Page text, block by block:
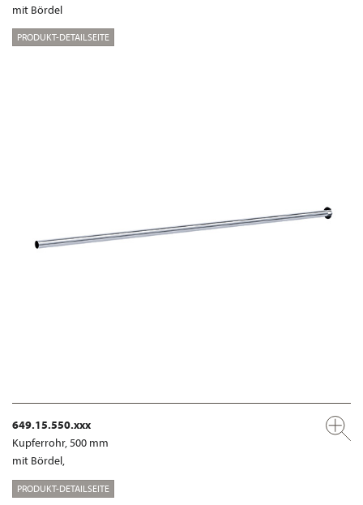
mit Bördel
PRODUKT-DETAILSEITE
649.15.550.xxx
Kupferrohr, 500 mm
mit Bördel,
PRODUKT-DETAILSEITE